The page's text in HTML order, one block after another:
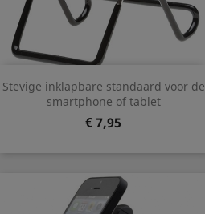
Stevige inklapbare standaard voor de
smartphone of tablet
Prijs
€ 7,95